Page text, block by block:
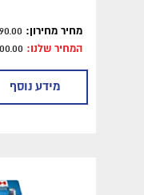
מחיר מחירון:
המחיר שלנו:
מידע נוסף